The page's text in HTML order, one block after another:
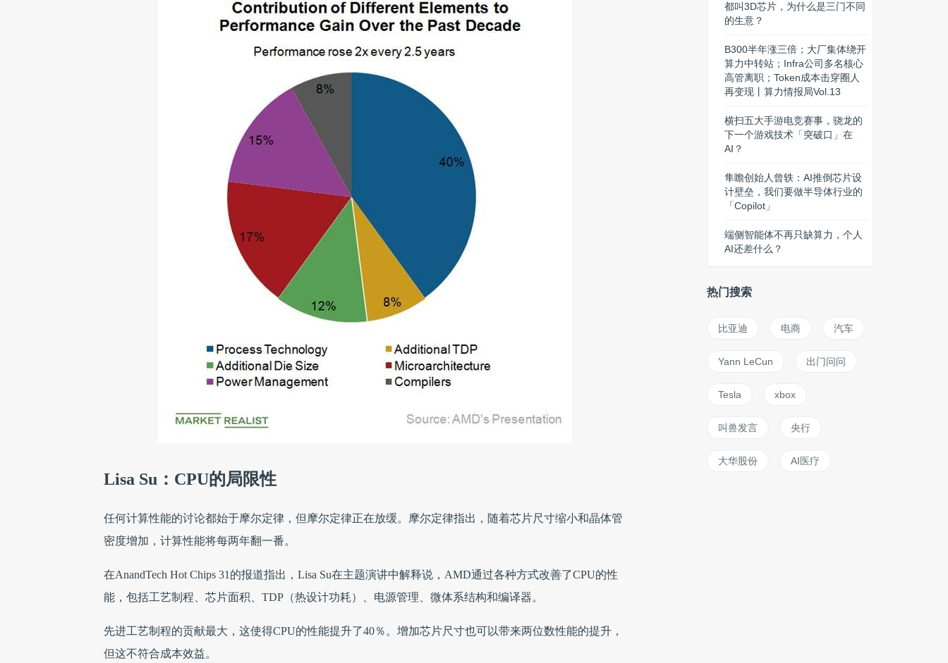
Lisa Su：CPU的局限性
任何计算性能的讨论都始于摩尔定律，但摩尔定律正在放缓。摩尔定律指出，随着芯片尺寸缩小和晶体管
密度增加，计算性能将每两年翻一番。
在AnandTech Hot Chips 31的报道指出，Lisa Su在主题演讲中解释说，AMD通过各种方式改善了CPU的性
能，包括工艺制程、芯片面积、TDP（热设计功耗）、电源管理、微体系结构和编译器。
先进工艺制程的贡献最大，这使得CPU的性能提升了40％。增加芯片尺寸也可以带来两位数性能的提升，
但这不符合成本效益。
都叫3D芯片，为什么是三门不同
的生意？
B300半年涨三倍；大厂集体绕开
算力中转站；Infra公司多名核心
高管离职；Token成本击穿圈人
再变现丨算力情报局Vol.13
横扫五大手游电竞赛事，骁龙的
下一个游戏技术「突破口」在
AI？
隼瞻创始人曾轶：AI推倒芯片设
计壁垒，我们要做半导体行业的
「Copilot」
端侧智能体不再只缺算力，个人
AI还差什么？
热门搜索
比亚迪 电商 汽车
Yann LeCun 出门问问
Tesla xbox
叫兽发言 央行
大华股份 AI医疗